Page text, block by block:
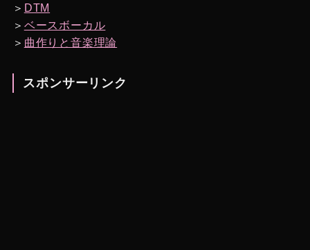
＞ DTM
＞ ベースボーカル
＞ 曲作りと音楽理論
スポンサーリンク